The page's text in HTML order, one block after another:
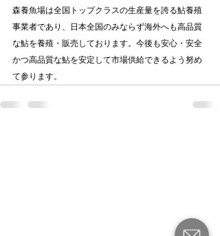
森養魚場は全国トップクラスの生産量を誇る鮎養殖
事業者であり、日本全国のみならず海外へも高品質
な鮎を養殖・販売しております。今後も安心・安全
かつ高品質な鮎を安定して市場供給できるよう努め
て参ります。